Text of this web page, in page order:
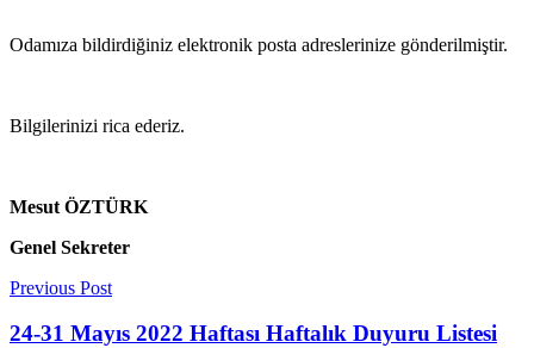
Odamıza bildirdiğiniz elektronik posta adreslerinize gönderilmiştir.
Bilgilerinizi rica ederiz.
Mesut ÖZTÜRK
Genel Sekreter
Previous Post
24-31 Mayıs 2022 Haftası Haftalık Duyuru Listesi